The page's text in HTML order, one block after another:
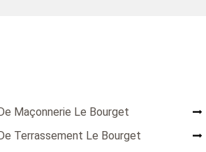
Maçonnerie Le Bourget
Terrassement Le Bourget